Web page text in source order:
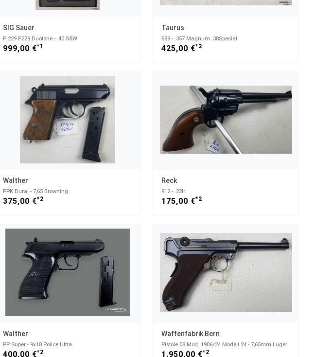
SIG Sauer
P 229 P229 Duotone - .40 S&W
999,00 €*1
Taurus
689 - .357 Magnum .38Special
425,00 €*2
Walther
PPK Dural - 7,65 Browning
375,00 €*2
Reck
R12 - .22lr
175,00 €*2
Walther
PP Super - 9x18 Police Ultra
400,00 €*2
Waffenfabrik Bern
Pistole 08 Mod. 1906/24 Modell 24 - 7,65mm Luger
1.950,00 €*2